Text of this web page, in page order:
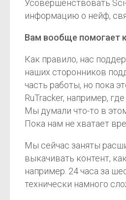
Усовершенствовать
информацию о нейф,
Вам вообще помогает
Как правило, нас
наших сторонников
часть работы, но пока
RuTracker, например,
Мы думали что-то в
Пока нам не хватает
Мы сейчас заняты
выкачивать контент,
например. 24 часа за
технически намного